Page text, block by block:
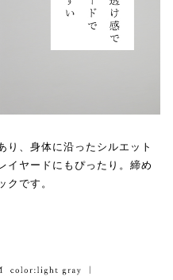
り、身体に沿ったシルエット
イヤードにもぴったり。締め
クです。